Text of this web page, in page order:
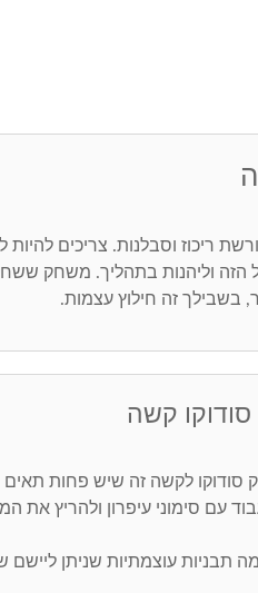
ריכוז וסבלנות. צריכים
הזה וליהנות בתהליך. משחק
בשבילך זה חילוץ עצמות.
סודוקו קשה
לקשה זה שיש פחות
עם סימוני עיפרון ולהריץ את
תבניות עוצמתיות שניתן ליישם